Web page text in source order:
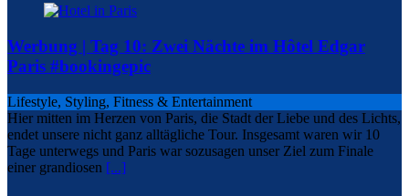
Werbung | Tag 10: Zwei Nächte im Hôtel Edgar
Paris #bookingepic
Lifestyle, Styling, Fitness & Entertainment
Hier mitten im Herzen von Paris, die Stadt der Liebe und des Lichts,
endet unsere nicht ganz alltägliche Tour. Insgesamt waren wir 10
Tage unterwegs und Paris war sozusagen unser Ziel zum Finale
einer grandiosen [...]